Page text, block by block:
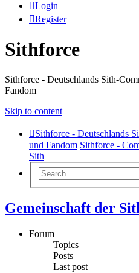
Login
Register
Sithforce
Sithforce - Deutschlands Sith-
Fandom
Skip to content
Sithforce - Deutschlands
und Fandom Sithforce -
Sith
Gemeinschaft der
Forum
Topics
Posts
Last post